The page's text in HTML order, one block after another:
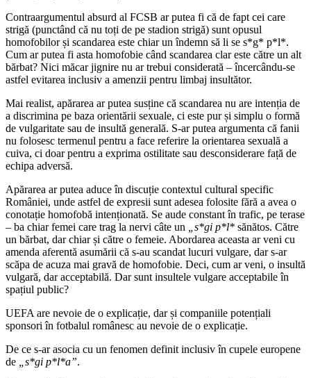
Contraargumentul absurd al FCSB ar putea fi că de fapt cei care
strigă (punctând că nu toți de pe stadion strigă) sunt opusul
homofobilor și scandarea este chiar un îndemn să li se s*g* p*l*.
Cum ar putea fi asta homofobie când scandarea clar este către un alt
bărbat? Nici măcar jignire nu ar trebui considerată – încercându-se
astfel evitarea inclusiv a amenzii pentru limbaj insultător.
Mai realist, apărarea ar putea susține că scandarea nu are intenția de
a discrimina pe baza orientării sexuale, ci este pur și simplu o formă
de vulgaritate sau de insultă generală. S-ar putea argumenta că fanii
nu folosesc termenul pentru a face referire la orientarea sexuală a
cuiva, ci doar pentru a exprima ostilitate sau desconsiderare față de
echipa adversă.
Apărarea ar putea aduce în discuție contextul cultural specific
României, unde astfel de expresii sunt adesea folosite fără a avea o
conotație homofobă intenționată. Se aude constant în trafic, pe terase
– ba chiar femei care trag la nervi câte un
„s*gi p*l* sănătos. Către
un bărbat, dar chiar și către o femeie. Abordarea aceasta ar veni cu
amenda aferentă asumării că s-au scandat lucuri vulgare, dar s-ar
scăpa de acuza mai gravă de homofobie. Deci, cum ar veni, o insultă
vulgară, dar acceptabilă. Dar sunt insultele vulgare acceptabile în
spațiul public?
UEFA are nevoie de o explicație, dar și companiile potențiali
sponsori în fotbalul românesc au nevoie de o explicație.
De ce s-ar asocia cu un fenomen definit inclusiv în cupele europene
de
„s*gi p*l*a”.